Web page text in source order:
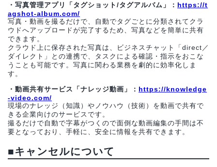
・写真管理アプリ「タグショット/タグアルバム」： https://t
agshot-album.com/
写真・動画を撮るだけで、自動でタグごとに分類されてクラ
ウドへアップロードが完了するため、写真などを簡単に共有
できます。
クラウド上に保存された写真は、ビジネスチャット「direct／
ダイレクト」との連携で、タスクによる確認・指示をおこな
うことも可能です。写真に関わる業務を劇的に効率化しま
す。
・動画共有サービス「ナレッジ動画」： https://knowledge
-video.com/
現場のナレッジ（知識）やノウハウ（技術）を動画で共有で
きる企業向けのサービスです。
撮るだけで自動で字幕がつくので面倒な動画編集の手間は不
要となっており、手軽に、安全に情報を共有できます。
■キャンセルについて